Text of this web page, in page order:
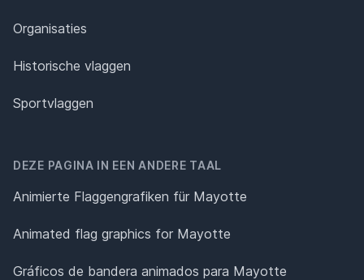
Organisaties
Historische vlaggen
Sportvlaggen
DEZE PAGINA IN EEN ANDERE TAAL
Animierte Flaggengrafiken für Mayotte
Animated flag graphics for Mayotte
Gráficos de bandera animados para Mayotte